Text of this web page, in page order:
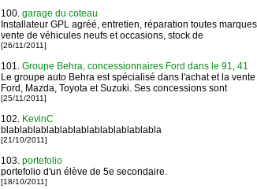
100. garage du coteau
Installateur GPL agréé, entretien, réparation toutes
vente de véhicules neufs et occasions, stock de
[26/11/2011]
101. Groupe Behra, concessionnaires Ford dans le 91, 41
Le groupe auto Behra est spécialisé dans l'achat et la
Ford, Mazda, Toyota et Suzuki. Ses concessions sont
[25/11/2011]
102. KevinC
blablablablablablablablablablablabla
[21/10/2011]
103. portefolio
portefolio d'un élève de 5e secondaire.
[18/10/2011]